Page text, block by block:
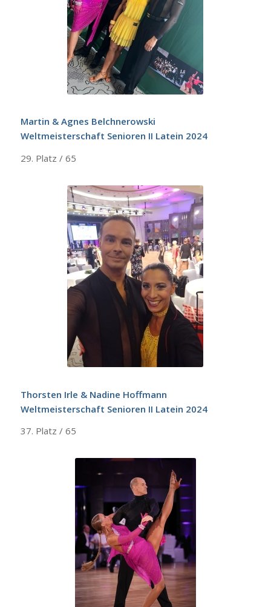
Martin & Agnes Belchnerowski
Weltmeisterschaft Senioren II Latein 2024
29. Platz / 65
Thorsten Irle & Nadine Hoffmann
Weltmeisterschaft Senioren II Latein 2024
37. Platz / 65